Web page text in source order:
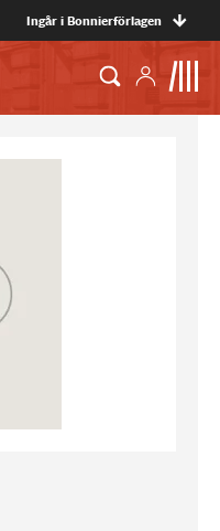
Ingår i Bonnierförlagen